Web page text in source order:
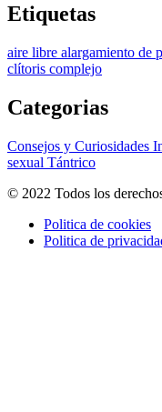
Etiquetas
aire libre alargamiento de
clítoris complejo
Categorias
Consejos y Curiosidades
sexual Tántrico
© 2022 Todos los
Politica de cookies
Politica de